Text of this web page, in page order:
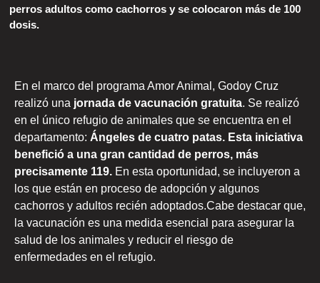
perros adultos como cachorros y se colocaron más de 100
dosis.
En el marco del programa Amor Animal, Godoy Cruz
realizó una jornada de vacunación gratuita. Se realizó
en el único refugio de animales que se encuentra en el
departamento: Ángeles de cuatro patas. Esta iniciativa
benefició a una gran cantidad de perros, más
precisamente 119. En esta oportunidad, se incluyeron a
los que están en proceso de adopción y algunos
cachorros y adultos recién adoptados.Cabe destacar que,
la vacunación es una medida esencial para asegurar la
salud de los animales y reducir el riesgo de
enfermedades en el refugio.